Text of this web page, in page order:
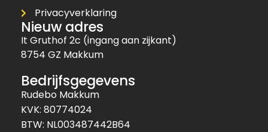
Privacyverklaring
Nieuw adres
It Gruthof 2c (ingang aan zijkant)
8754 GZ Makkum
Bedrijfsgegevens
Rudebo Makkum
KVK: 80774024
BTW: NL003487442B64